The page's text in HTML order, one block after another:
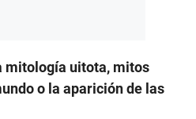
mitología uitota, mitos
o la aparición de las